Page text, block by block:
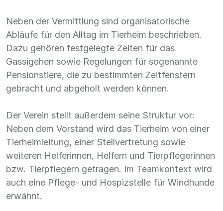
Neben der Vermittlung sind organisatorische
Abläufe für den Alltag im Tierheim beschrieben.
Dazu gehören festgelegte Zeiten für das
Gassigehen sowie Regelungen für sogenannte
Pensionstiere, die zu bestimmten Zeitfenstern
gebracht und abgeholt werden können.
Der Verein stellt außerdem seine Struktur vor:
Neben dem Vorstand wird das Tierheim von einer
Tierheimleitung, einer Stellvertretung sowie
weiteren Helferinnen, Helfern und Tierpflegerinnen
bzw. Tierpflegern getragen. Im Teamkontext wird
auch eine Pflege- und Hospizstelle für Windhunde
erwähnt.